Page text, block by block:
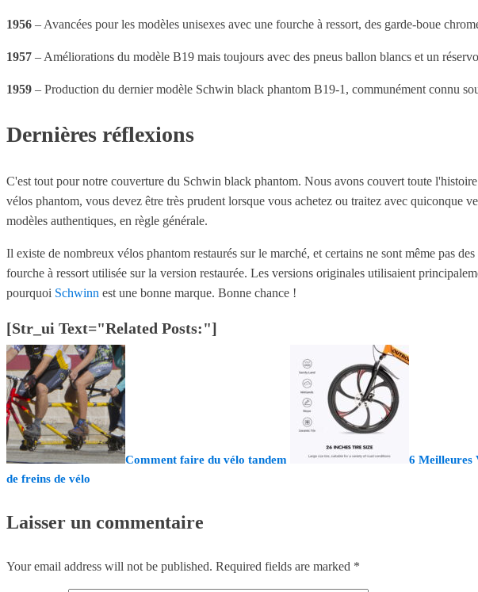
1956 – Avancées pour les modèles unisexes avec une fourche à ressort, des garde-boue
1957 – Améliorations du modèle B19 mais toujours avec des pneus ballon blancs et un
1959 – Production du dernier modèle Schwin black phantom B19-1, communément connu
Dernières réflexions
C'est tout pour notre couverture du Schwin black phantom. Nous avons couvert toute
vélos phantom, vous devez être très prudent lorsque vous achetez ou traitez avec quiconque
modèles authentiques, en règle générale.
Il existe de nombreux vélos phantom restaurés sur le marché, et certains ne sont même pas
fourche à ressort utilisée sur la version restaurée. Les versions originales utilisaient
pourquoi Schwinn est une bonne marque. Bonne chance !
[str_ui Text="Related Posts:"]
Comment faire du vélo tandem 6 Meilleures
de freins de vélo
Laisser un commentaire
Your email address will not be published. Required fields are marked *